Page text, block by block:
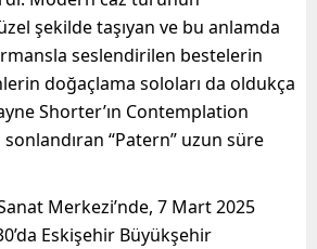
şekilde taşıyan ve bu anlamda
seslendirilen bestelerin
doğaçlama soloları da oldukça
Shorter’ın Contemplation
“Patern” uzun süre
Merkezi’nde, 7 Mart 2025
Eskişehir Büyükşehir